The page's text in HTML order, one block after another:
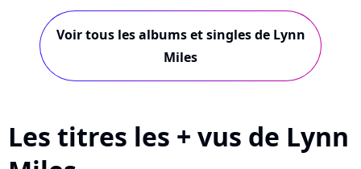
Voir tous les albums et singles de Lynn
Miles
Les titres les + vus de Lynn